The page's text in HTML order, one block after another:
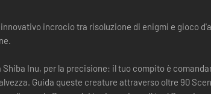
innovativo incrocio tra risoluzione di enigmi e gioco
Shiba Inu, per la precisione: il tuo compito è
Guida queste creature attraverso oltre 90